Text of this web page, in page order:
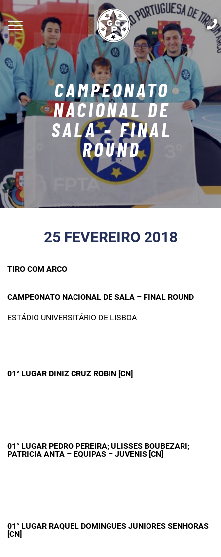
CAMPEONATO
NACIONAL DE
SALA – FINAL
ROUND
25 FEVEREIRO 2018
TIRO COM ARCO
CAMPEONATO NACIONAL DE SALA – FINAL ROUND
ESTÁDIO UNIVERSITÁRIO DE LISBOA
01° LUGAR DINIZ CRUZ ROBIN [CN]
01° LUGAR PEDRO PEREIRA; ULISSES BOUBEZARI;
PATRICIA ANTA – EQUIPAS – JUVENIS [CN]
01° LUGAR RAQUEL DOMINGUES JUNIORES SENHORAS
[CN]